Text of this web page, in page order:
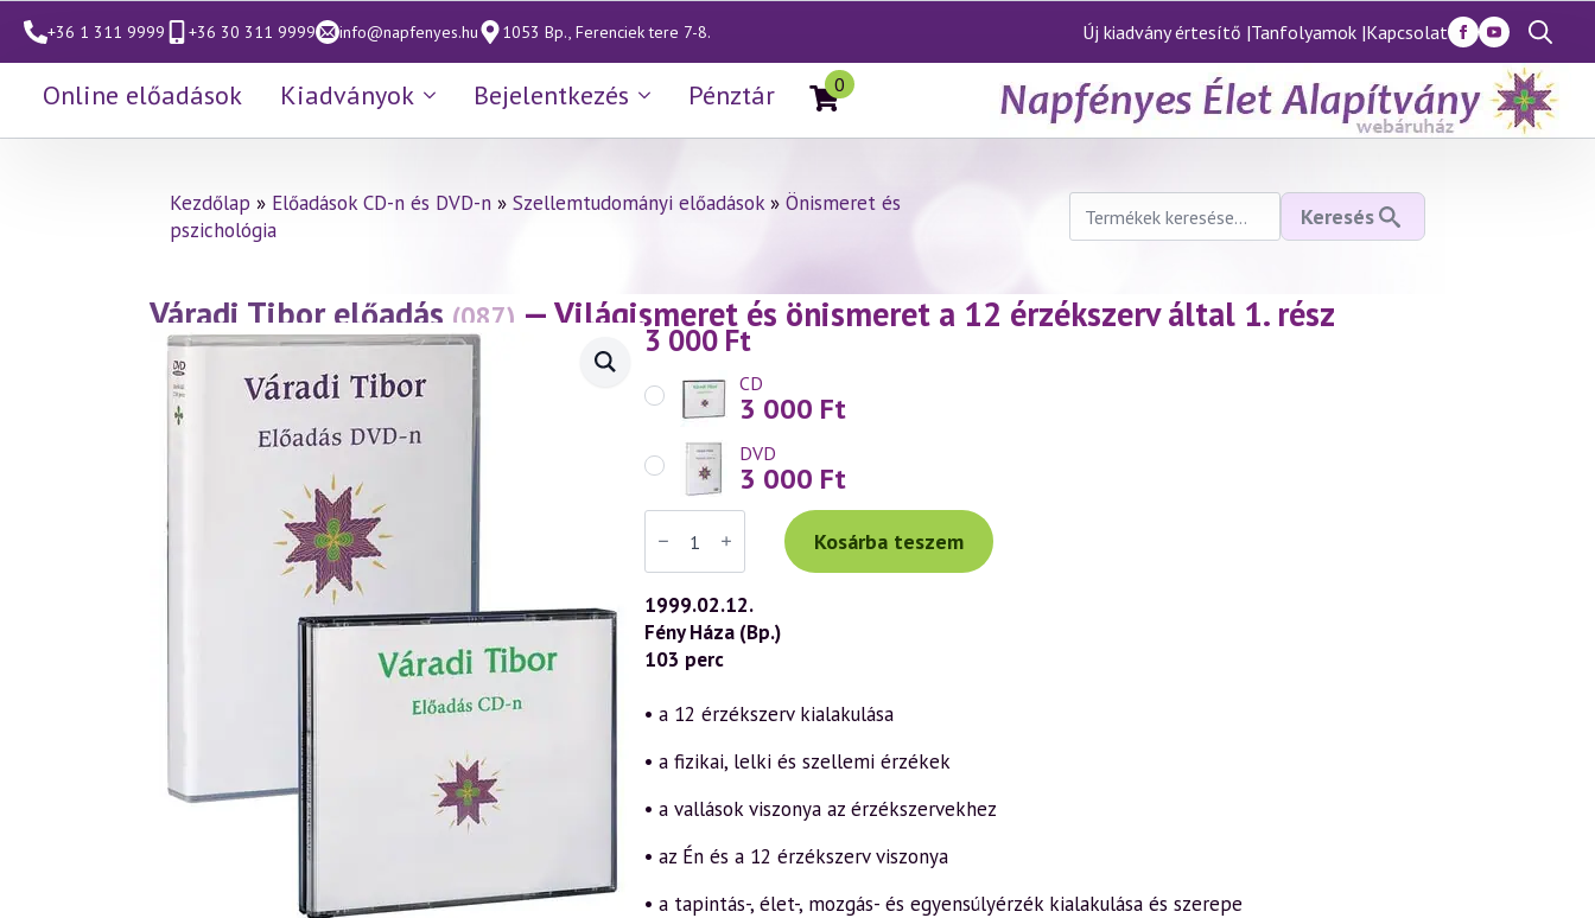
+36 1 311 9999 +36 30 311 9999 info@napfenyes.hu 1053 Bp., Ferenciek tere 7-8. Új kiadvány értesítő |Tanfolyamok |Kapcsolat
Search
for:
Online előadások Kiadványok Bejelentkezés Pénztár 0
Kezdőlap » Előadások CD-n és DVD-n » Szellemtudományi előadások» Önismeret és
pszichológia
Keresés
következőre:
Keresés
Váradi Tibor előadás (087) — Világismeret és önismeret a 12 érzékszerv által 1. rész
(1999.02.12.)
3 000 Ft
CD
3 000 Ft
DVD
3 000 Ft
Váradi
Tibor
előadás
(087)
—
Világismeret
és
önismeret
a
érzékszerv
által
rész
mennyiség
Kosárba teszem
1999.02.12.
Fény Háza (Bp.)
103 perc
• a 12 érzékszerv kialakulása
• a fizikai, lelki és szellemi érzékek
• a vallások viszonya az érzékszervekhez
• az Én és a 12 érzékszerv viszonya
• a tapintás-, élet-, mozgás- és egyensúlyérzék kialakulása és szerepe